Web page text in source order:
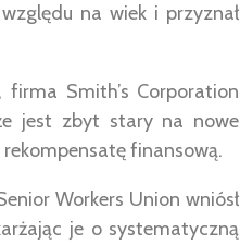
na wiek i przyznał
Smith’s Corporation
jest zbyt stary na nowe
finansową.
Workers Union wniósł
je o systematyczną